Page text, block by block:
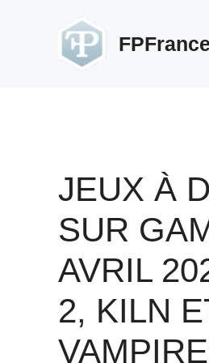
FPFrance
JEUX À
SUR
AVRIL
2, KILN